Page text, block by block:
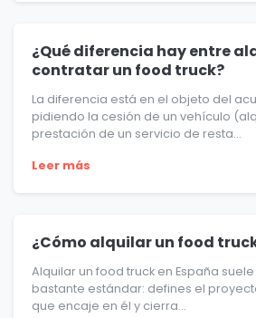
¿Qué diferencia hay entre
contratar un food truck?
La diferencia está en el objeto del
pidiendo la cesión de un vehículo
prestación de un servicio de resta...
Leer más
¿Cómo alquilar un food
Alquilar un food truck en España
bastante estándar: defines el
que encaje en él y cierra...